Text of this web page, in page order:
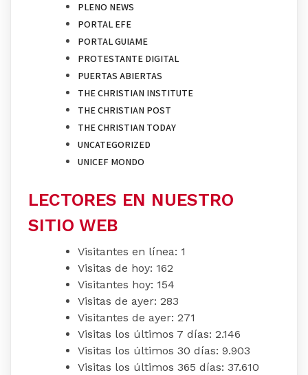
PLENO NEWS
PORTAL EFE
PORTAL GUIAME
PROTESTANTE DIGITAL
PUERTAS ABIERTAS
THE CHRISTIAN INSTITUTE
THE CHRISTIAN POST
THE CHRISTIAN TODAY
UNCATEGORIZED
UNICEF MONDO
LECTORES EN NUESTRO
SITIO WEB
Visitantes en línea: 1
Visitas de hoy: 162
Visitantes hoy: 154
Visitas de ayer: 283
Visitantes de ayer: 271
Visitas los últimos 7 días: 2.146
Visitas los últimos 30 días: 9.903
Visitas los últimos 365 días: 37.610